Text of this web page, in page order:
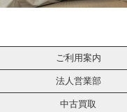
ご利用案内
法人営業部
中古買取